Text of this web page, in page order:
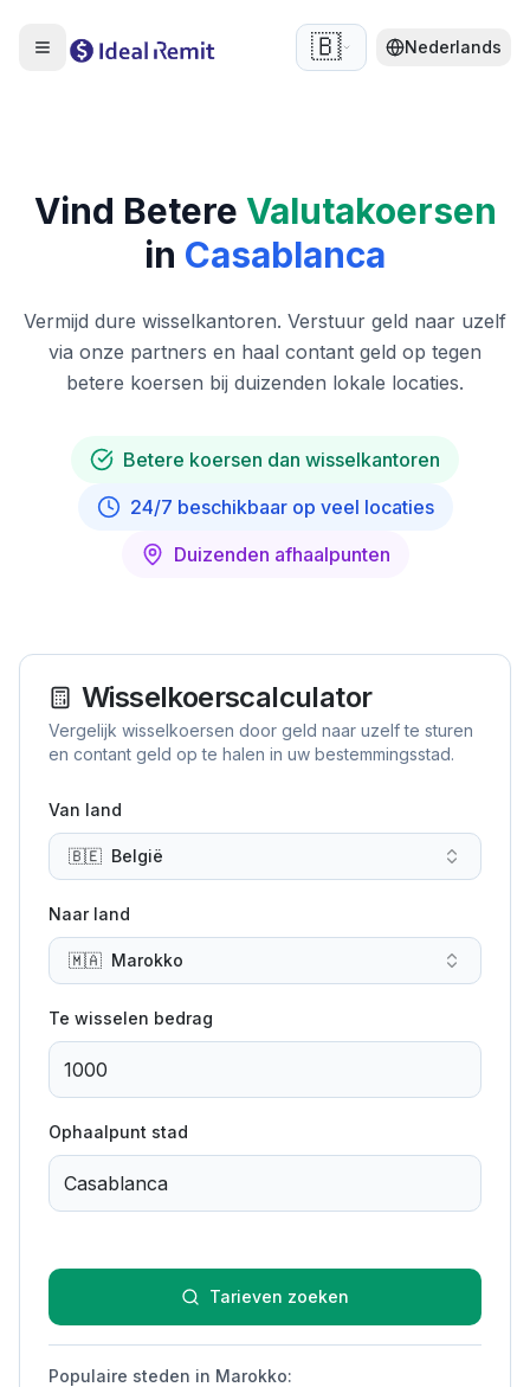
🇧🇪 Nederlands
Vind Betere Valutakoersen
in Casablanca
Vermijd dure wisselkantoren. Verstuur geld naar uzelf
via onze partners en haal contant geld op tegen
betere koersen bij duizenden lokale locaties.
Betere koersen dan wisselkantoren
24/7 beschikbaar op veel locaties
Duizenden afhaalpunten
Wisselkoerscalculator
Vergelijk wisselkoersen door geld naar uzelf te sturen
en contant geld op te halen in uw bestemmingsstad.
Van land
🇧🇪 België
Naar land
🇲🇦 Marokko
Te wisselen bedrag
Ophaalpunt stad
Tarieven zoeken
Populaire steden in Marokko: